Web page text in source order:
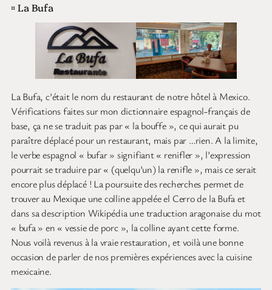
¤ La Bufa
La Bufa, c’était le nom du restaurant de notre hôtel à Mexico.
Vérifications faites sur mon dictionnaire espagnol-français de
base, ça ne se traduit pas par « la bouffe », ce qui aurait pu
paraître déplacé pour un restaurant, mais par …rien. A la limite,
le verbe espagnol « bufar » signifiant « renifler », l’expression
pourrait se traduire par « (quelqu’un) la renifle », mais ce serait
encore plus déplacé ! La poursuite des recherches permet de
trouver au Mexique une colline appelée el Cerro de la Bufa et
dans sa description Wikipédia une traduction aragonaise du mot
« bufa » en « vessie de porc », la colline ayant cette forme.
Nous voilà revenus à la vraie restauration, et voilà une bonne
occasion de parler de nos premières expériences avec la cuisine
mexicaine.